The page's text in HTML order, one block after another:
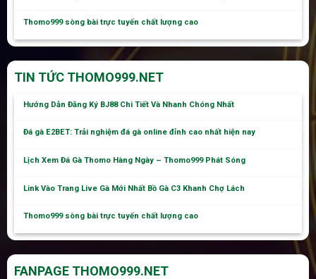
Thomo999 sòng bài trực tuyến chất lượng cao
TIN TỨC THOMO999.NET
Hướng Dẫn Đăng Ký BJ88 Chi Tiết Và Nhanh Chóng Nhất
Đá gà E2BET: Trải nghiệm đá gà online đỉnh cao nhất hiện nay
Lịch Xem Đá Gà Thomo Hàng Ngày – Thomo999 Phát Sóng
Link Vào Trang Live Gà Mới Nhất Bồ Gà C3 Khanh Chợ Lách
Thomo999 sòng bài trực tuyến chất lượng cao
FANPAGE THOMO999.NET